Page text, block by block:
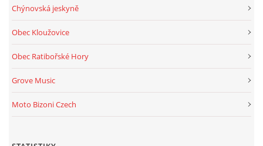
Chýnovská jeskyně
Obec Kloužovice
Obec Ratibořské Hory
Grove Music
Moto Bizoni Czech